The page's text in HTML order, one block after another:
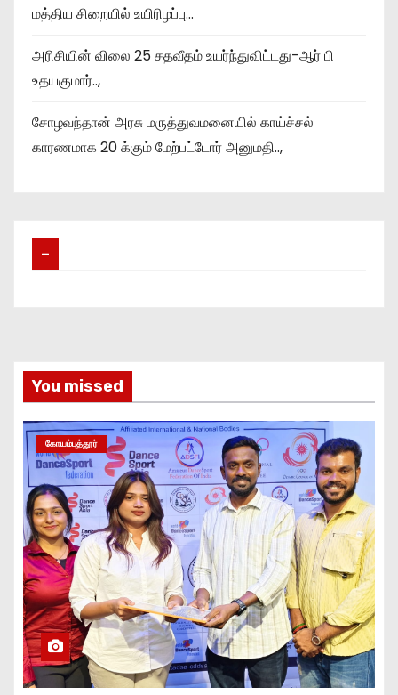
மத்திய சிறையில் உயிரிழப்பு…
அரிசியின் விலை 25 சதவீதம் உயர்ந்துவிட்டது-ஆர் பி
உதயகுமார்..,
சோழவந்தான் அரசு மருத்துவமனையில் காய்ச்சல்
காரணமாக 20 க்கும் மேற்பட்டோர் அனுமதி..,
–
You missed
கோயம்புத்தூர்